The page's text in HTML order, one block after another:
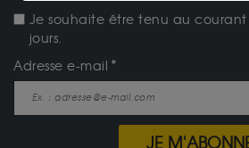
Je souhaite être tenu au courant
jours.
Adresse e-mail
JE